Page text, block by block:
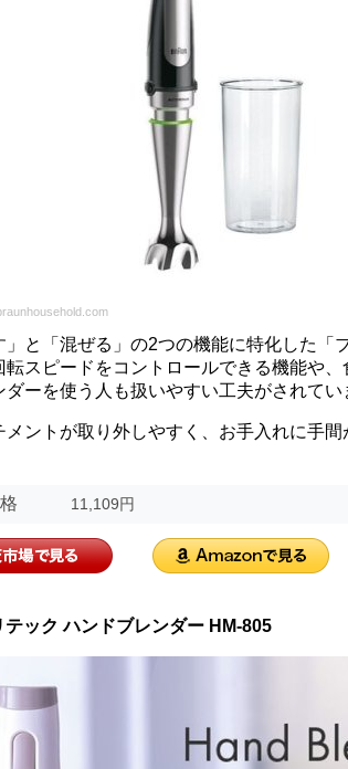
」と「混ぜる」の2つの機能に特化した「
転スピードをコントロールできる機能や
ダーを使う人も扱いやすい工夫がされてい
メントが取り外しやすく、お手入れに手
11,109円
テック ハンドブレンダー HM-805